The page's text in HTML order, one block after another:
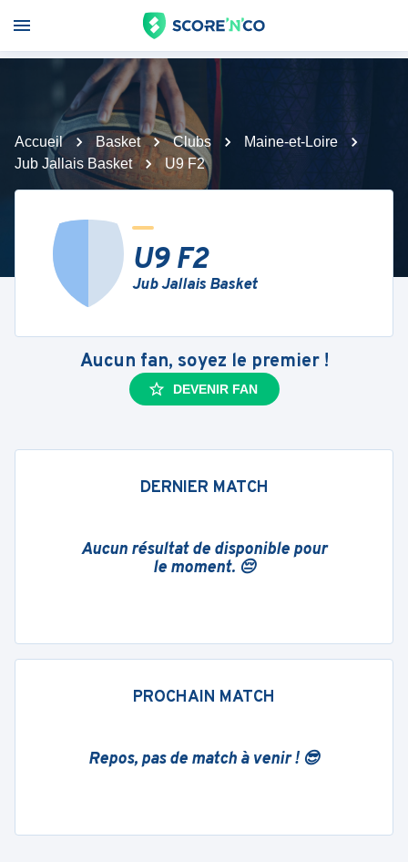
Accueil Basket Clubs
Maine-et-Loire
Jub Jallais Basket
U9 F2
U9 F2
Jub Jallais Basket
Aucun fan, soyez le premier !
DEVENIR FAN
DERNIER MATCH
Aucun résultat de disponible pour
le moment. 😔
PROCHAIN MATCH
Repos, pas de match à venir ! 😎